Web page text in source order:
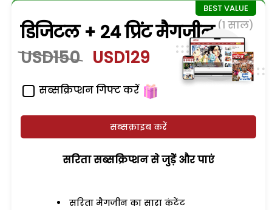
डिजिटल + 24 प्रिंट मैगजीन (1 साल)
USD150 USD129
सब्सक्रिप्शन गिफ्ट करें
सब्सक्राइब करें
सरिता सब्सक्रिप्शन से जुड़ेें और पाएं
सरिता मैगजीन का सारा कंटेंट